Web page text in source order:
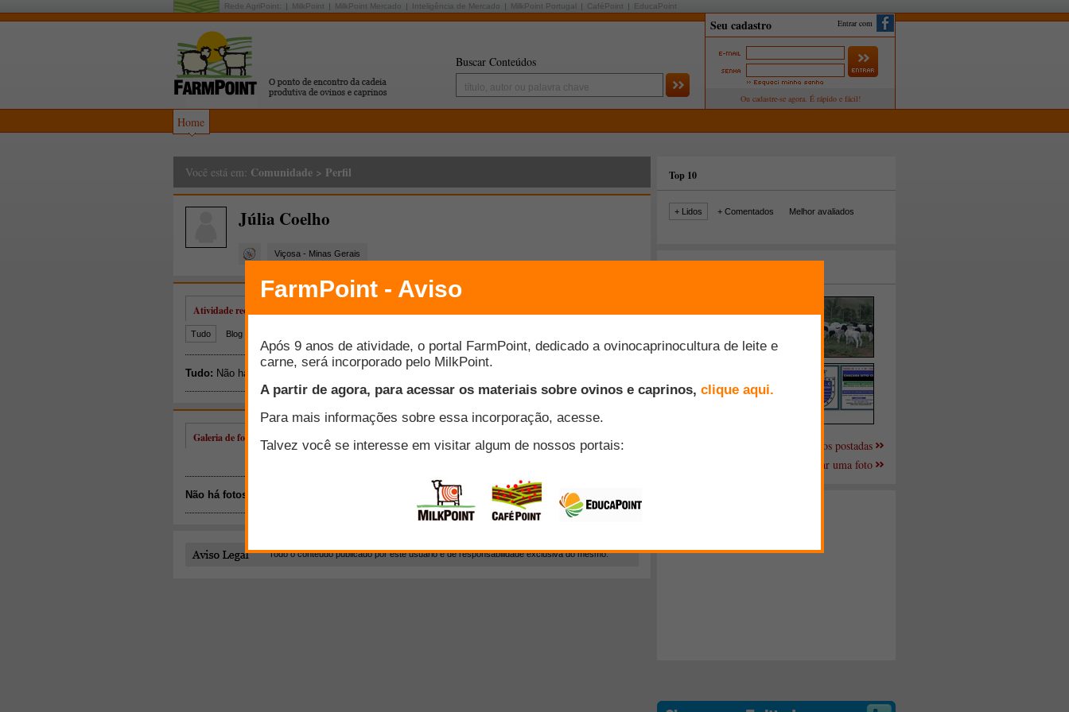
Rede AgriPoint: MilkPoint MilkPoint Mercado Inteligência de Mercado MilkPoint Portugal CaféPoint EducaPoint
Buscar Conteúdos
Entrar com
Home
Você está em: Comunidade > Perfil
Júlia Coelho
Viçosa - Minas Gerais
Galeria de fotos de Júlia Coelho
Não há fotos disponíveis.
Todo o conteúdo publicado por este usuário é de responsabilidade exclusiva do mesmo.
Top 10
+ Lidos + Comentados Melhor avaliados
Mais fotos postadas
Enviar uma foto